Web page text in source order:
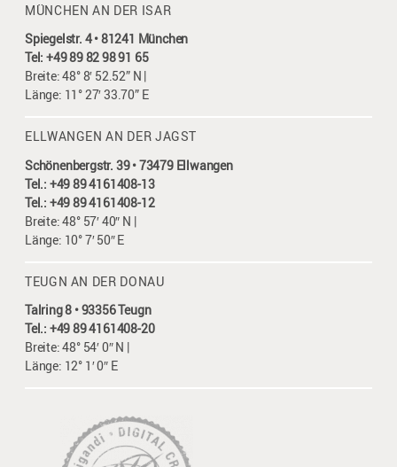
MÜNCHEN AN DER ISAR
Spiegelstr. 4 • 81241 München
Tel: +49 89 82 98 91 65
Breite: 48° 8′ 52.52” N |
Länge: 11° 27′ 33.70” E
ELLWANGEN AN DER JAGST
Schönenbergstr. 39 • 73479 Ellwangen
Tel.: +49 89 4161408-13
Tel.: +49 89 4161408-12
Breite: 48° 57′ 40″ N |
Länge: 10° 7′ 50″ E
TEUGN AN DER DONAU
Talring 8 • 93356 Teugn
Tel.: +49 89 4161408-20
Breite: 48° 54′ 0″ N |
Länge: 12° 1′ 0″ E